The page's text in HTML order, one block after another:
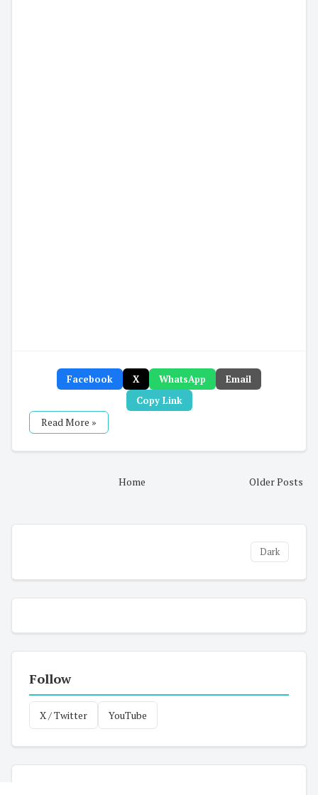
Facebook X WhatsApp
Email
Copy Link
Read More »
Older Posts
Home
Dark
Follow
X / Twitter YouTube